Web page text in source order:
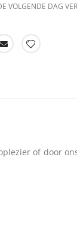
VOLGENDE DAG
of door